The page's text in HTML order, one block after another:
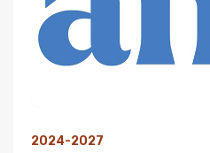
2024-2027